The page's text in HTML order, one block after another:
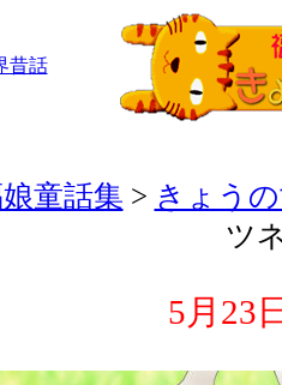
昔話
童話集 > きょう
ツ
5月23